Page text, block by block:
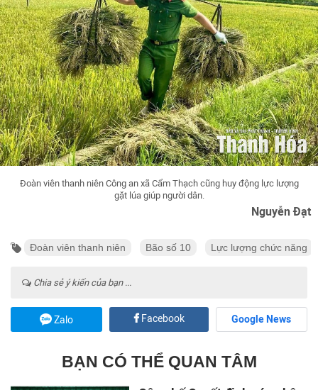
Đoàn viên thanh niên Công an xã Cẩm Thạch cũng huy động lực lượng
gặt lúa giúp người dân.
Nguyễn Đạt
Đoàn viên thanh niên Bão số 10 Lực lượng chức năng
Chia sẻ ý kiến của bạn ...
Zalo Facebook Google News
BẠN CÓ THỂ QUAN TÂM